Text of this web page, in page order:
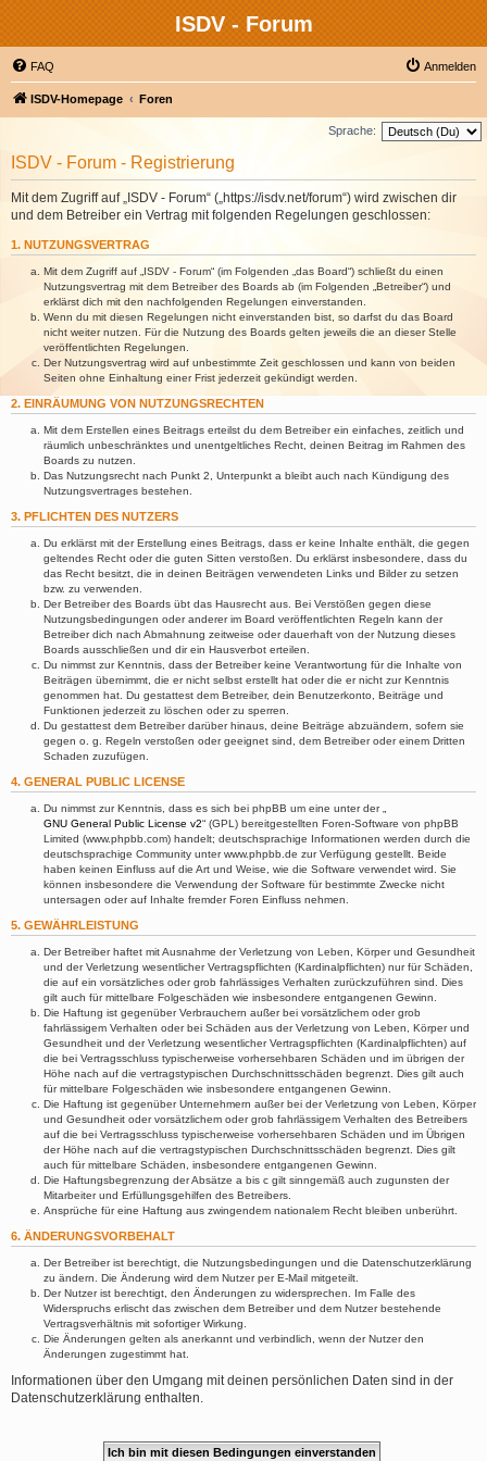
ISDV - Forum
FAQ Anmelden
ISDV-Homepage Foren
Sprache:
ISDV - Forum - Registrierung
Mit dem Zugriff auf „ISDV - Forum“ („https://isdv.net/forum“) wird zwischen dir
und dem Betreiber ein Vertrag mit folgenden Regelungen geschlossen:
1. NUTZUNGSVERTRAG
Mit dem Zugriff auf „ISDV - Forum“ (im Folgenden „das Board“) schließt du einen
Nutzungsvertrag mit dem Betreiber des Boards ab (im Folgenden „Betreiber“) und
erklärst dich mit den nachfolgenden Regelungen einverstanden.
Wenn du mit diesen Regelungen nicht einverstanden bist, so darfst du das Board
nicht weiter nutzen. Für die Nutzung des Boards gelten jeweils die an dieser Stelle
veröffentlichten Regelungen.
Der Nutzungsvertrag wird auf unbestimmte Zeit geschlossen und kann von beiden
Seiten ohne Einhaltung einer Frist jederzeit gekündigt werden.
2. EINRÄUMUNG VON NUTZUNGSRECHTEN
Mit dem Erstellen eines Beitrags erteilst du dem Betreiber ein einfaches, zeitlich und
räumlich unbeschränktes und unentgeltliches Recht, deinen Beitrag im Rahmen des
Boards zu nutzen.
Das Nutzungsrecht nach Punkt 2, Unterpunkt a bleibt auch nach Kündigung des
Nutzungsvertrages bestehen.
3. PFLICHTEN DES NUTZERS
Du erklärst mit der Erstellung eines Beitrags, dass er keine Inhalte enthält, die gegen
geltendes Recht oder die guten Sitten verstoßen. Du erklärst insbesondere, dass du
das Recht besitzt, die in deinen Beiträgen verwendeten Links und Bilder zu setzen
bzw. zu verwenden.
Der Betreiber des Boards übt das Hausrecht aus. Bei Verstößen gegen diese
Nutzungsbedingungen oder anderer im Board veröffentlichten Regeln kann der
Betreiber dich nach Abmahnung zeitweise oder dauerhaft von der Nutzung dieses
Boards ausschließen und dir ein Hausverbot erteilen.
Du nimmst zur Kenntnis, dass der Betreiber keine Verantwortung für die Inhalte von
Beiträgen übernimmt, die er nicht selbst erstellt hat oder die er nicht zur Kenntnis
genommen hat. Du gestattest dem Betreiber, dein Benutzerkonto, Beiträge und
Funktionen jederzeit zu löschen oder zu sperren.
Du gestattest dem Betreiber darüber hinaus, deine Beiträge abzuändern, sofern sie
gegen o. g. Regeln verstoßen oder geeignet sind, dem Betreiber oder einem Dritten
Schaden zuzufügen.
4. GENERAL PUBLIC LICENSE
Du nimmst zur Kenntnis, dass es sich bei phpBB um eine unter der „
GNU General Public License v2“ (GPL) bereitgestellten Foren-Software von phpBB
Limited (www.phpbb.com) handelt; deutschsprachige Informationen werden durch die
deutschsprachige Community unter www.phpbb.de zur Verfügung gestellt. Beide
haben keinen Einfluss auf die Art und Weise, wie die Software verwendet wird. Sie
können insbesondere die Verwendung der Software für bestimmte Zwecke nicht
untersagen oder auf Inhalte fremder Foren Einfluss nehmen.
5. GEWÄHRLEISTUNG
Der Betreiber haftet mit Ausnahme der Verletzung von Leben, Körper und Gesundheit
und der Verletzung wesentlicher Vertragspflichten (Kardinalpflichten) nur für Schäden,
die auf ein vorsätzliches oder grob fahrlässiges Verhalten zurückzuführen sind. Dies
gilt auch für mittelbare Folgeschäden wie insbesondere entgangenen Gewinn.
Die Haftung ist gegenüber Verbrauchern außer bei vorsätzlichem oder grob
fahrlässigem Verhalten oder bei Schäden aus der Verletzung von Leben, Körper und
Gesundheit und der Verletzung wesentlicher Vertragspflichten (Kardinalpflichten) auf
die bei Vertragsschluss typischerweise vorhersehbaren Schäden und im übrigen der
Höhe nach auf die vertragstypischen Durchschnittsschäden begrenzt. Dies gilt auch
für mittelbare Folgeschäden wie insbesondere entgangenen Gewinn.
Die Haftung ist gegenüber Unternehmern außer bei der Verletzung von Leben, Körper
und Gesundheit oder vorsätzlichem oder grob fahrlässigem Verhalten des Betreibers
auf die bei Vertragsschluss typischerweise vorhersehbaren Schäden und im Übrigen
der Höhe nach auf die vertragstypischen Durchschnittsschäden begrenzt. Dies gilt
auch für mittelbare Schäden, insbesondere entgangenen Gewinn.
Die Haftungsbegrenzung der Absätze a bis c gilt sinngemäß auch zugunsten der
Mitarbeiter und Erfüllungsgehilfen des Betreibers.
Ansprüche für eine Haftung aus zwingendem nationalem Recht bleiben unberührt.
6. ÄNDERUNGSVORBEHALT
Der Betreiber ist berechtigt, die Nutzungsbedingungen und die Datenschutzerklärung
zu ändern. Die Änderung wird dem Nutzer per E-Mail mitgeteilt.
Der Nutzer ist berechtigt, den Änderungen zu widersprechen. Im Falle des
Widerspruchs erlischt das zwischen dem Betreiber und dem Nutzer bestehende
Vertragsverhältnis mit sofortiger Wirkung.
Die Änderungen gelten als anerkannt und verbindlich, wenn der Nutzer den
Änderungen zugestimmt hat.
Informationen über den Umgang mit deinen persönlichen Daten sind in der
Datenschutzerklärung enthalten.